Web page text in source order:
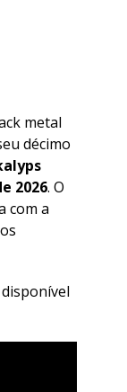
metal
décimo
2026. O
com a